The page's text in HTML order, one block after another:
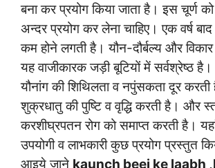
बना कर प्रयोग किया जाता है। इस चूर्ण
अन्दर प्रयोग कर लेना चाहिए। एक वर्ष
कम होने लगती है। यौन-दौर्बल्य और
यह वाजीकारक जड़ी बूटियों में सर्वश्रेष्ठ
यौनांग की शिथिलता व नपुंसकता दूर करती
शुक्रधातु की पुष्टि व वृद्धि करती है। और
करशीघ्रपतन रोग को समाप्त करती है।
उपयोगी व लाभकारी कुछ प्रयोग प्रस्तुत
आइये जाने kaunch beej ke laabh